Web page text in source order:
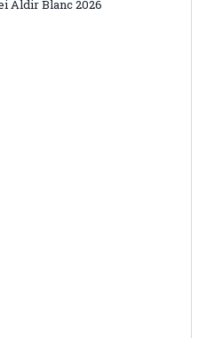
Aldir Blanc 2026